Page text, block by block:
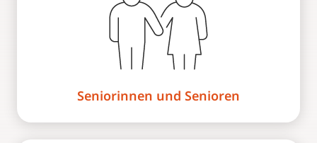
Seniorinnen und Senioren